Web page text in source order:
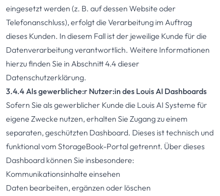
eingesetzt werden (z. B. auf dessen Website oder
Telefonanschluss), erfolgt die Verarbeitung im Auftrag
dieses Kunden. In diesem Fall ist der jeweilige Kunde für die
Datenverarbeitung verantwortlich. Weitere Informationen
hierzu finden Sie in Abschnitt 4.4 dieser
Datenschutzerklärung.
3.4.4 Als gewerbliche:r Nutzer:in des Louis AI Dashboards
Sofern Sie als gewerblicher Kunde die Louis AI Systeme für
eigene Zwecke nutzen, erhalten Sie Zugang zu einem
separaten, geschützten Dashboard. Dieses ist technisch und
funktional vom StorageBook-Portal getrennt. Über dieses
Dashboard können Sie insbesondere:
Kommunikationsinhalte einsehen
Daten bearbeiten, ergänzen oder löschen